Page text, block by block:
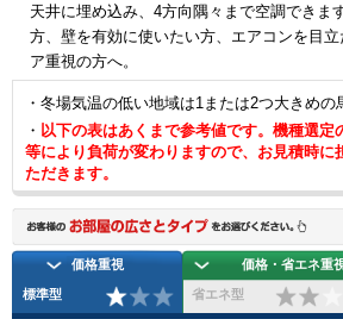
天井に埋め込み、4方向隅々まで空調できま
方、壁を有効に使いたい方、エアコンを目
ア重視の方へ。
・冬場気温の低い地域は1または2つ大きめの
・ 以下の表はあくまで参考値です。機種選定
等により負荷が変わりますので、お見積時に
ただきます。
価格重視
標準型
価格・省エネ重
省エネ型